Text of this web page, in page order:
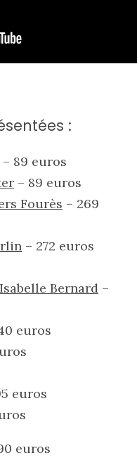
:
– 89 euros
– 89 euros
Fourès – 269
– 272 euros
Bernard –
euros
euros
euros